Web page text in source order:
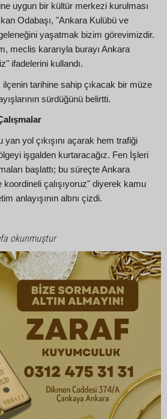
uygun bir kültür merkezi kurulması
Odabaşı, "Ankara Kulübü ve
yaşatmak bizim görevimizdir.
meclis kararıyla burayı Ankara
ifadelerini kullandı.
ilçenin tarihine sahip çıkacak bir müze
sürdüğünü belirtti.
yol çıkışını açarak hem trafiği
işgalden kurtaracağız. Fen İşleri
başlattı; bu süreçte Ankara
çalışıyoruz" diyerek kamu
anlayışının altını çizdi.
okunmuştur